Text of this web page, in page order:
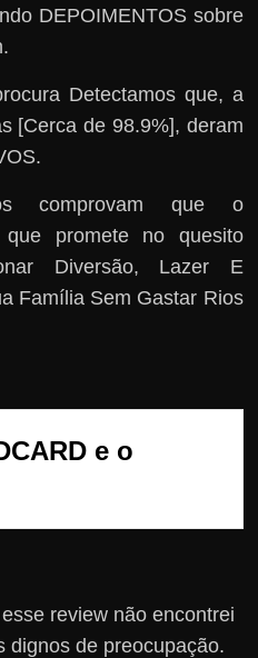
DEPOIMENTOS sobre
Detectamos que, a
[Cerca de 98.9%], deram
comprovam que o
promete no quesito
Diversão, Lazer E
Família Sem Gastar Rios
e o
review não encontrei
dignos de preocupação.